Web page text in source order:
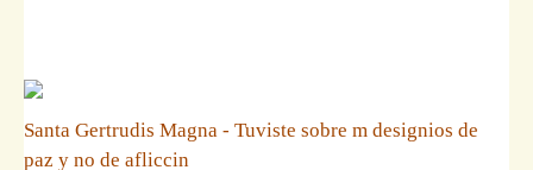
Santa Gertrudis Magna - Tuviste sobre m designios de
paz y no de afliccin